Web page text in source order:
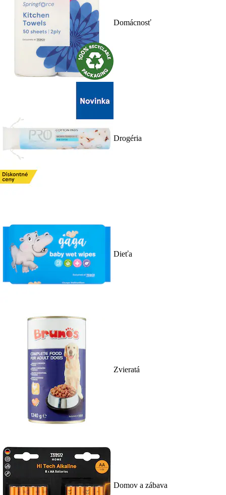
Domácnosť
Drogéria
Dieťa
Zvieratá
Domov a zábava